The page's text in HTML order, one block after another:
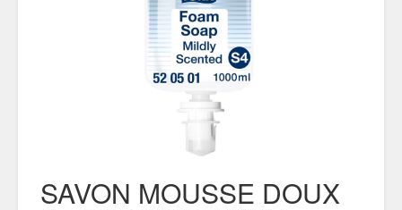
SAVON MOUSSE DOUX